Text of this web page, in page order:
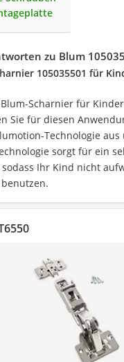
zu Blum
‎105035501 für
Scharnier für
Sie für diesen
Technologie aus
sorgt für ein
Ihr Kind nicht